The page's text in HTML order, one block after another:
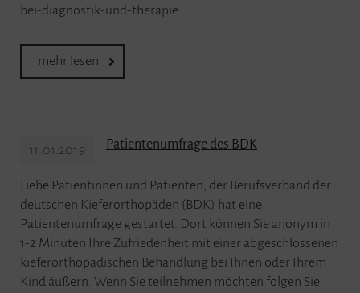
bei-diagnostik-und-therapie
mehr lesen
11.01.2019 Patientenumfrage des BDK
Liebe Patientinnen und Patienten, der Berufsverband der
deutschen Kieferorthopäden (BDK) hat eine
Patientenumfrage gestartet. Dort können Sie anonym in
1-2 Minuten Ihre Zufriedenheit mit einer abgeschlossenen
kieferorthopädischen Behandlung bei Ihnen oder Ihrem
Kind äußern. Wenn Sie teilnehmen möchten folgen Sie